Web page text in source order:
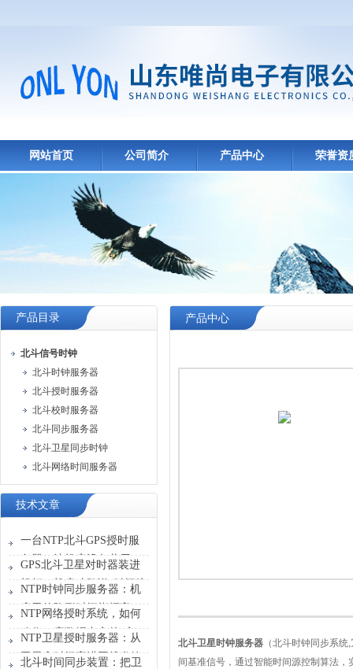
网站首页 公司简介 产品中心 荣誉资
产品目录
北斗信号时钟
北斗时钟服务器
北斗授时服务器
北斗校时服务器
北斗同步服务器
北斗卫星同步时钟
北斗网络时间服务器
技术文章
一台NTP北斗GPS授时服
务器，让机房设备共用一
张“时刻表”
GPS北斗卫星对时器装进
机柜，机房才敢说“时间统
一”
NTP时钟同步服务器：机
房里的隐形时间指挥官
NTP网络授时系统，如何
稳住一座数据中心的“心
跳”？
NTP卫星授时服务器：从
卫星拿时间塞进网线发给
北斗时间同步装置：把卫
产品中心
北斗卫星时钟服务器 （北斗时钟同步系统,
间基准信号，通过智能时间源控制算法